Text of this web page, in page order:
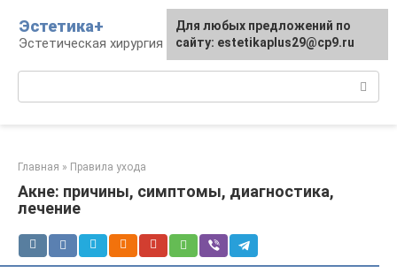
контенту
Эстетика+
Эстетическая хирургия и косметология
Главная » Правила ухода
Акне: причины, симптомы, диагностика,
лечение
Для любых предложений по
сайту: estetikaplus29@cp9.ru